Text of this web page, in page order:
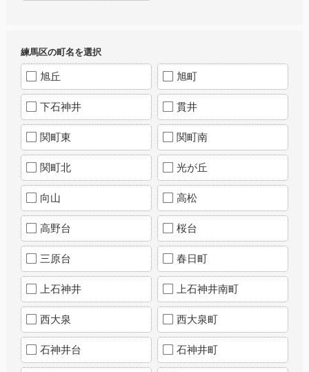
練馬区の町名を選択
旭丘 旭町
下石神井 貫井
関町東 関町南
関町北 光が丘
向山 高松
高野台 桜台
三原台 春日町
上石神井 上石神井南町
西大泉 西大泉町
石神井台 石神井町